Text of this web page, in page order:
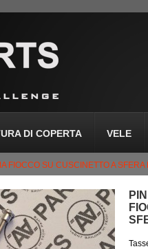
DI COPERTA VELE
FIOCCO SU CUSCINETTO A SFERA